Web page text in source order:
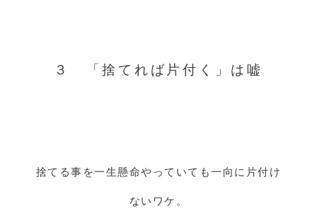
３ 「捨てれば片付く」は嘘
捨てる事を一生懸命やっていても一向に片付け
ないワケ。